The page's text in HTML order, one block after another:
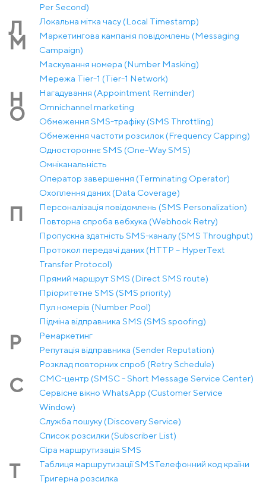
Per Second)
Л Локальна мітка часу (Local Timestamp)
М
Маркетингова кампанія повідомлень (Messaging
Campaign)
Маскування номера (Number Masking)
Мережа Tier-1 (Tier-1 Network)
Н Нагадування (Appointment Reminder)
О
Оmnichannel marketing
Обмеження SMS-трафіку (SMS Throttling)
Обмеження частоти розсилок (Frequency Capping)
Одностороннє SMS (One-Way SMS)
Омніканальність
Оператор завершення (Terminating Operator)
Охоплення даних (Data Coverage)
П
Персоналізація повідомлень (SMS Personalization)
Повторна спроба вебхука (Webhook Retry)
Пропускна здатність SMS-каналу (SMS Throughput)
Протокол передачі даних (HTTP – HyperText
Transfer Protocol)
Прямий маршрут SMS (Direct SMS route)
Пріоритетне SMS (SMS priority)
Пул номерів (Number Pool)
Підміна відправника SMS (SMS spoofing)
Р
Ремаркетинг
Репутація відправника (Sender Reputation)
Розклад повторних спроб (Retry Schedule)
С
СМС-центр (SMSC - Short Message Service Center)
Сервісне вікно WhatsApp (Customer Service
Window)
Служба пошуку (Discovery Service)
Список розсилки (Subscriber List)
Сіра маршрутизація SMS
Т Таблиця маршрутизації SMSТелефонний код країни
Тригерна розсилка